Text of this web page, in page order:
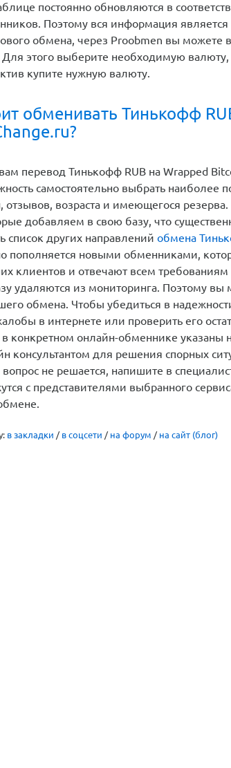
постоянно обновляются в
Поэтому вся информация является
обмена, через Proobmen вы
Для этого выберите необходимую
купите нужную валюту.
обменивать Тинькофф
перевод Тинькофф RUB на Wrapped
самостоятельно выбрать наиболее
отзывов, возраста и имеющегося
добавляем в свою базу, что
список других направлений обмена
пополняется новыми обменниками,
клиентов и отвечают всем
удаляются из мониторинга. Поэтому вы
обмена. Чтобы убедиться в
в интернете или проверить его
конкретном онлайн-обменнике указаны
консультантом для решения спорных
не решается, напишите в
с представителями выбранного
в закладки / в соцсети / на форум / на сайт (блог)